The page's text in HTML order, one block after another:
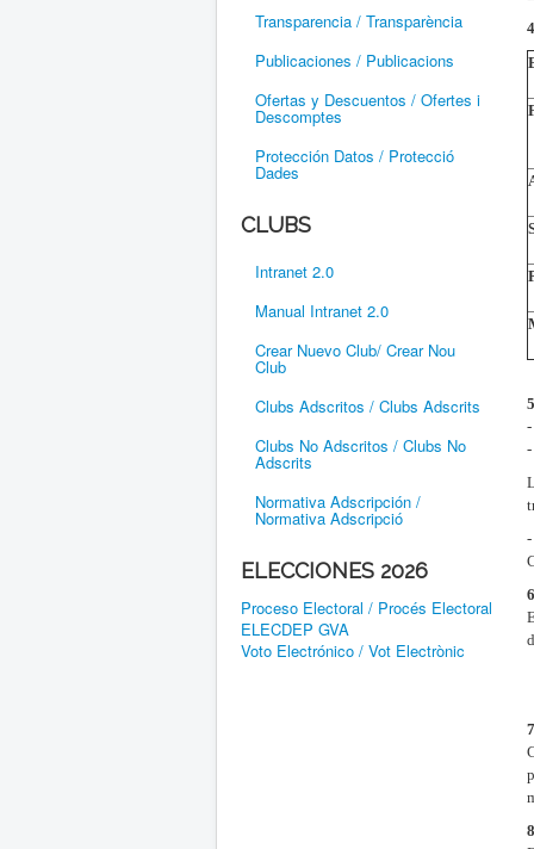
Transparencia / Transparència
Publicaciones / Publicacions
Ofertas y Descuentos / Ofertes i
Descomptes
Protección Datos / Protecció
Dades
CLUBS
Intranet 2.0
Manual Intranet 2.0
Crear Nuevo Club/ Crear Nou
Club
Clubs Adscritos / Clubs Adscrits
Clubs No Adscritos / Clubs No
Adscrits
Normativa Adscripción /
Normativa Adscripció
ELECCIONES 2026
Proceso Electoral / Procés Electoral
ELECDEP GVA
Voto Electrónico / Vot Electrònic